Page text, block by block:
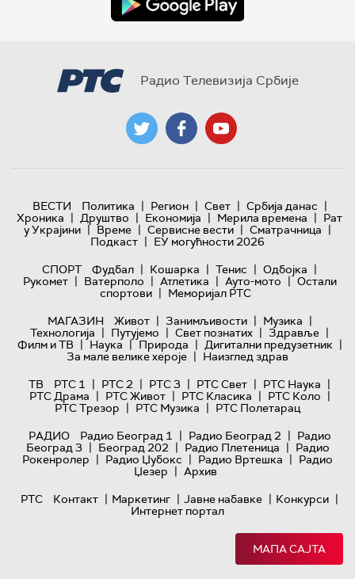
Радио Телевизија Србије
ВЕСТИ Политика | Регион | Свет | Србија данас |
Хроника | Друштво | Економија | Мерила времена | Рат
у Украјини | Време | Сервисне вести | Сматрачница |
Подкаст | ЕУ могућности 2026
СПОРТ
Фудбал | Кошарка | Тенис | Одбојка |
Рукомет | Ватерполо | Атлетика | Ауто-мото | Остали
спортови | Меморијал РТС
МАГАЗИН
Живот | Занимљивости | Музика |
Технологијa | Путујемо | Свет познатих | Здравље |
Филм и ТВ | Наука | Природа | Дигитални предузетник |
За мале велике хероје | Наизглед здрав
ТВ
РТС 1 | РТС 2 | РТС 3 | РТС Свет | РТС Наука |
РТС Драма | РТС Живот | РТС Класика | РТС Коло |
РТС Трезор | РТС Музика | РТС Полетарац
РАДИО
Радио Београд 1 | Радио Београд 2 | Радио
Београд 3 | Београд 202 | Радио Плетеница | Радио
Рокенролер | Радио Џубокс | Радио Вртешка | Радио
Џезер | Архив
РТС
Контакт | Маркетинг | Јавне набавке | Конкурси |
Интернет портал
МАПА САЈТА